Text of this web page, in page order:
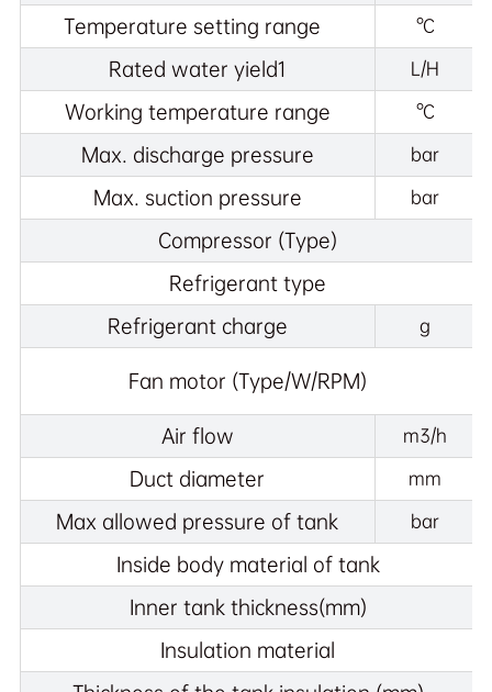
Temperature setting range °C
Rated water yield1 L/H
Working temperature range °C
Max. discharge pressure bar
Max. suction pressure bar
Compressor (Type)
Refrigerant type
Refrigerant charge
g
Fan motor (Type/W/RPM)
Air flow m3/h
Duct diameter mm
Max allowed pressure of tank bar
Inside body material of tank
Inner tank thickness(mm)
Insulation material